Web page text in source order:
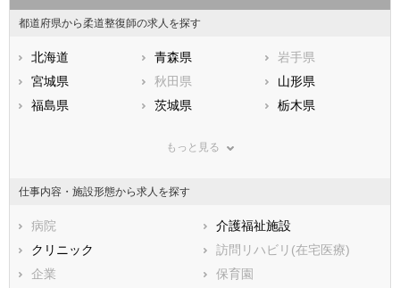
都道府県から柔道整復師の求人を探す
北海道 青森県
岩手県
宮城県
秋田県
山形県
福島県
茨城県
栃木県
神奈川県
石川県
福井県
静岡県
三重県
滋賀県
大阪府
兵庫県
もっと見る
仕事内容・施設形態から求人を探す
病院
介護福祉施設
クリニック
訪問リハビリ(在宅医療)
企業
保育園